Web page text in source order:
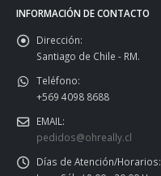
INFORMACIÓN DE CONTACTO
Dirección:
Santiago de Chile - RM.
Teléfono:
+569 4098 8688
EMAIL:
pedidos@ohreally.cl
Días de Atención/Horarios: